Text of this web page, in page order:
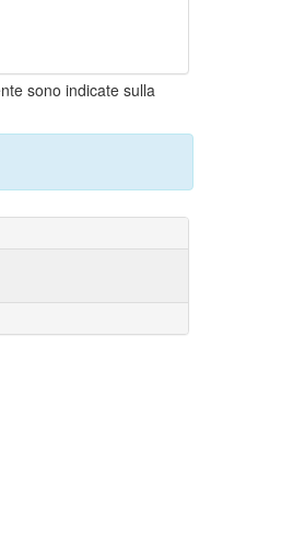
sono indicate sulla